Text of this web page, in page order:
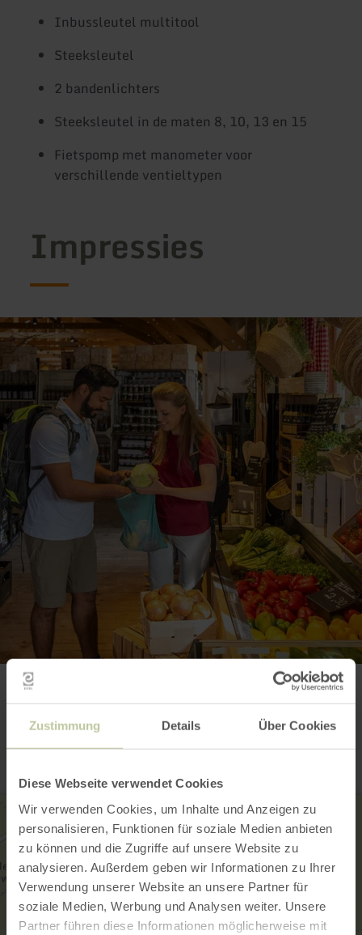
Zustimmung Details Über Cookies
Diese Webseite verwendet Cookies
Wir verwenden Cookies, um Inhalte und Anzeigen zu
personalisieren, Funktionen für soziale Medien anbieten
zu können und die Zugriffe auf unsere Website zu
analysieren. Außerdem geben wir Informationen zu Ihrer
Verwendung unserer Website an unsere Partner für
soziale Medien, Werbung und Analysen weiter. Unsere
Partner führen diese Informationen möglicherweise mit
Inbussleutel multitool
Steeksleutel
2 bandenlichters
Steeksleutel in de maten 8, 10, 13 en 15
Fietspomp met manometer voor
verschillende ventieltypen
Impressies
Contact